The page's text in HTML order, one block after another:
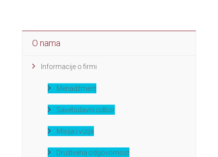
O nama
Informacije o firmi
Menadžment
Savetodavni odbor
Misija i vizija
Društvena odgovornost